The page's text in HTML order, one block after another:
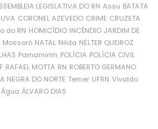
LEGISLATIVA DO RN Assu BATATA
CORONEL AZEVEDO CRIME CRUZETA
do RN HOMICÍDIO INCÊNDIO JARDIM DE
Mossoró NATAL Nilda NÉLTER QUEIROZ
Parnamirim POLÍCIA POLÍCIA CIVIL
RAFAEL MOTTA RN ROBERTO GERMANO
NEGRA DO NORTE Temer UFRN Vivaldo
Água ÁLVARO DIAS